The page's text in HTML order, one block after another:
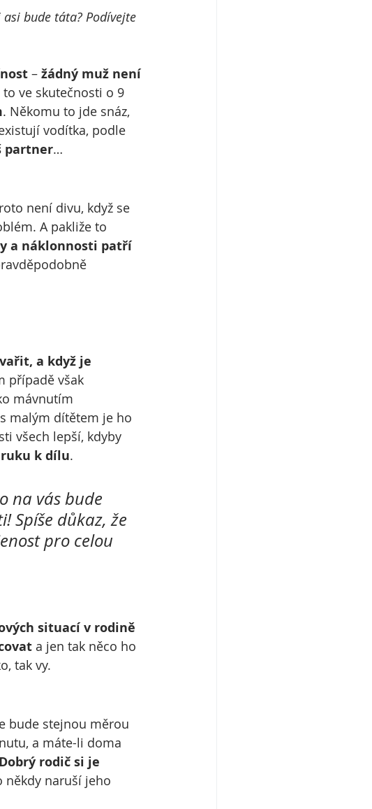
bude táta? Podívejte
– žádný muž není
to ve skutečnosti o 9
. Někomu to jde snáz,
vodítka, podle
partner…
není divu, když se
A pakliže to
a náklonnosti patří
a když je
případě však
mávnutím
malým dítětem je ho
všech lepší, kdyby
k dílu.
na vás bude
Spíše důkaz, že
pro celou
situací v rodině
a jen tak něco ho
tak vy.
bude stejnou měrou
a máte-li doma
Dobrý rodič si je
někdy naruší jeho